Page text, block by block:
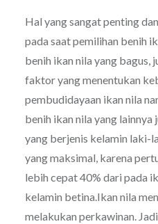
Hal yang sangat penting
pada saat pemilihan benih
benih ikan nila yang bagus,
faktor yang menentukan
pembudidayaan ikan nila
benih ikan nila yang lainnya
yang berjenis kelamin laki-
yang maksimal, karena
lebih cepat 40% dari pada
kelamin betina.Ikan nila
melakukan perkawinan.